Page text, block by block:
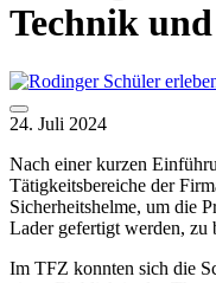
Technik
24. Juli 2024
Nach einer kurzen
Tätigkeitsbereiche der
Sicherheitshelme, um die
Lader gefertigt werden, zu
Im TFZ konnten sich die